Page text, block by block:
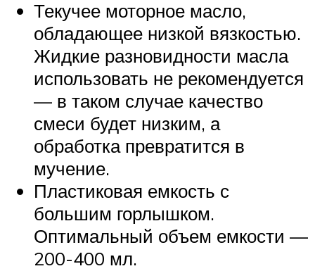
Текучее моторное масло,
обладающее низкой вязкостью.
Жидкие разновидности масла
использовать не рекомендуется
— в таком случае качество
смеси будет низким, а
обработка превратится в
мучение.
Пластиковая емкость с
большим горлышком.
Оптимальный объем емкости —
200-400 мл.